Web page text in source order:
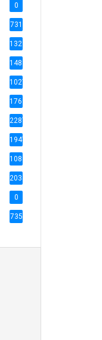
0
731
1321
1488
1027
1769
2287
1947
1088
2035
0
735